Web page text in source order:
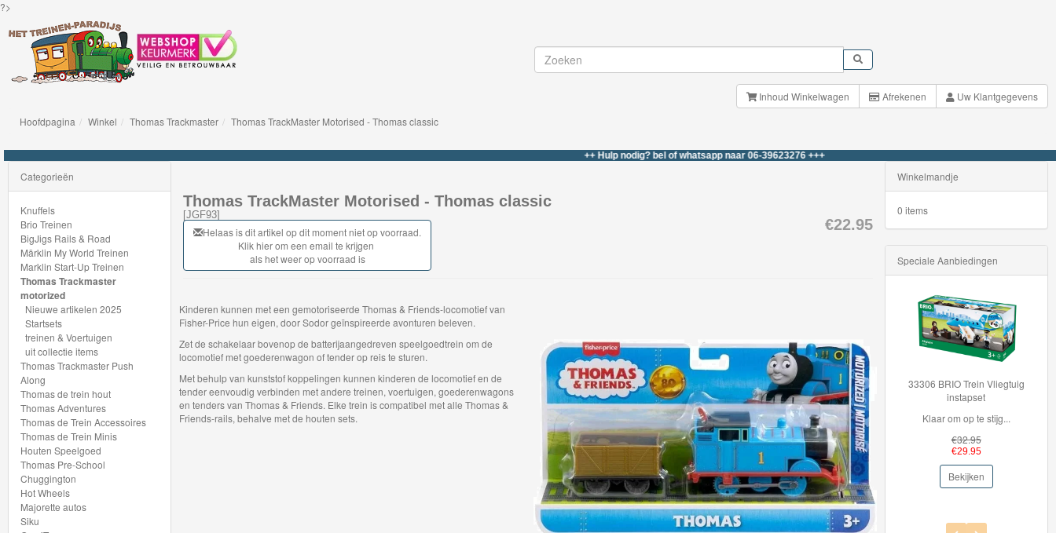
?>
Brio
Treinen
BigJigs
Rails
&
Road
Märklin
My
World
Treinen
Marklin
Start-
Up
Treinen
Inhoud Winkelwagen Afrekenen
Uw Klantgegevens
Hoofdpagina
Winkel Thomas Trackmaster Thomas TrackMaster Motorised - Thomas classic
++ Hulp nodig? bel of whatsapp naar 06-39623276 +++
€22.95
Thomas TrackMaster Motorised - Thomas classic
[JGF93]
Helaas is dit artikel op dit moment niet op voorraad.
Klik hier om een email te krijgen
als het weer op voorraad is
Kinderen kunnen met een gemotoriseerde Thomas & Friends-locomotief van
Fisher-Price hun eigen, door Sodor geïnspireerde avonturen beleven.
Zet de schakelaar bovenop de batterijaangedreven speelgoedtrein om de
locomotief met goederenwagon of tender op reis te sturen.
Met behulp van kunststof koppelingen kunnen kinderen de locomotief en de
tender eenvoudig verbinden met andere treinen, voertuigen, goederenwagons
en tenders van Thomas & Friends. Elke trein is compatibel met alle Thomas &
Friends-rails, behalve met de houten sets.
Categorieën
Knuffels
Brio Treinen
BigJigs Rails & Road
Märklin My World Treinen
Marklin Start-Up Treinen
Thomas Trackmaster
motorized
Nieuwe artikelen 2025
Startsets
treinen & Voertuigen
uit collectie items
Thomas Trackmaster Push
Along
Thomas de trein hout
Thomas Adventures
Thomas de Trein Accessoires
Thomas de Trein Minis
Houten Speelgoed
Thomas Pre-School
Chuggington
Hot Wheels
Majorette autos
Siku
Winkelmandje
0 items
Speciale Aanbiedingen
33306 BRIO Trein Vliegtuig
instapset
Klaar om op te stijg...
€32.95
€29.95
Bekijken
33319 BRIO Trein op batterijen
Als je een nieuwe tr...
€39.95
€36.95
Bekijken